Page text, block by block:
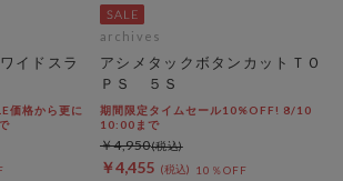
イドスラ
価格から更に
archives
アシメタックボタンカットＴＯ
ＰＳ ５Ｓ
期間限定タイムセール10%OFF! 8/10
10:00まで
￥4,455 10％OFF
￥4,950